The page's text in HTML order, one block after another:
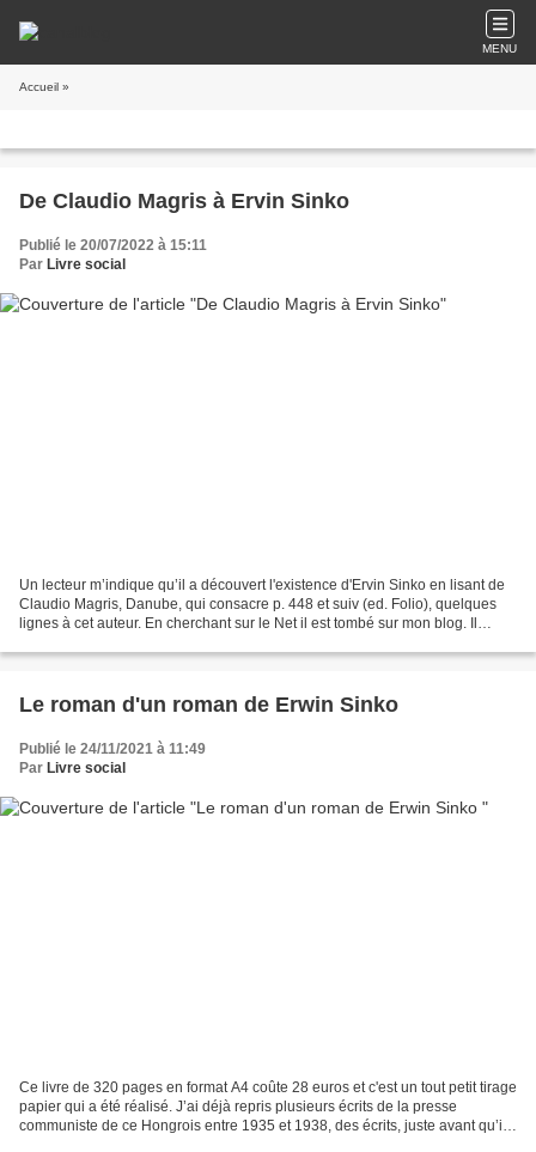
MENU
Accueil »
De Claudio Magris à Ervin Sinko
Publié le 20/07/2022 à 15:11
Par Livre social
Un lecteur m’indique qu’il a découvert l'existence d'Ervin Sinko en lisant de
Claudio Magris, Danube, qui consacre p. 448 et suiv (ed. Folio), quelques
lignes à cet auteur. En cherchant sur le Net il est tombé sur mon blog. Il
Le roman d'un roman de Erwin Sinko
Publié le 24/11/2021 à 11:49
Par Livre social
Ce livre de 320 pages en format A4 coûte 28 euros et c'est un tout petit tirage
papier qui a été réalisé. J’ai déjà repris plusieurs écrits de la presse
communiste de ce Hongrois entre 1935 et 1938, des écrits, juste avant qu’il